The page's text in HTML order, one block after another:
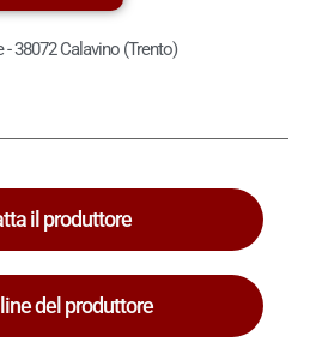
- 38072 Calavino (Trento)
il produttore
del produttore